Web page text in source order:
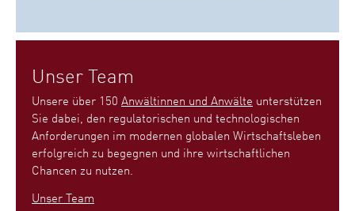
Unser Team
Unsere über 150 Anwältinnen und Anwälte unterstützen
Sie dabei, den regulatorischen und technologischen
Anforderungen im modernen globalen Wirtschaftsleben
erfolgreich zu begegnen und ihre wirtschaftlichen
Chancen zu nutzen.
Unser Team